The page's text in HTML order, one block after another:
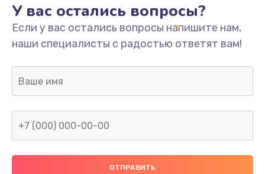
У вас остались вопросы?
Если у вас остались вопросы напишите нам,
наши специалисты с радостью ответят вам!